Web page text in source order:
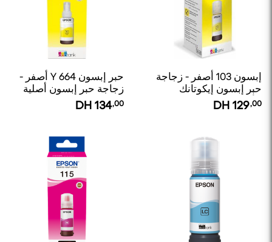
إبسون 103 أصفر - زجاجة
حبر إبسون إيكوتانك
الأصلية
129,00
حبر إبسون 664 Y أصفر -
زجاجة حبر إبسون أصلية
134,00